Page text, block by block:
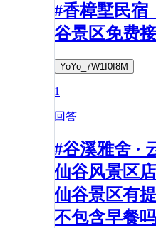
#香樟墅民宿
谷景区免费
YoYo_7W1I0I8M
1
回答
#谷溪雅舍 ·
仙谷风景区
仙谷景区有
不包含早餐